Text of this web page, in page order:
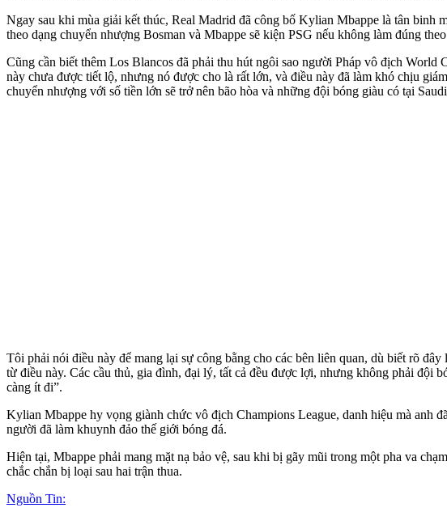
Ngay sau khi mùa giải kết thúc, Real Madrid đã công bố Kylian Mbappe là tân
theo dạng chuyển nhượng Bosman và Mbappe sẽ kiện PSG nếu không làm đúng
Cũng cần biết thêm Los Blancos đã phải thu hút ngôi sao người Pháp vô địch
này chưa được tiết lộ, nhưng nó được cho là rất lớn, và điều này đã làm khó chịu
chuyển nhượng với số tiền lớn sẽ trở nên bão hòa và những đội bóng giàu có tại
Tôi phải nói điều này để mang lại sự công bằng cho các bên liên quan, dù biết rõ
từ điều này. Các cầu thủ, gia đình, đại lý, tất cả đều được lợi, nhưng không phải đội
càng ít đi”.
Kylian Mbappe hy vọng giành chức vô địch Champions League, danh hiệu mà anh
người đã làm khuynh đảo thế giới bóng đá.
Hiện tại, Mbappe phải mang mặt nạ bảo vệ, sau khi bị gãy mũi trong một pha va
chắc chắn bị loại sau hai trận thua.
Nguồn Tin: